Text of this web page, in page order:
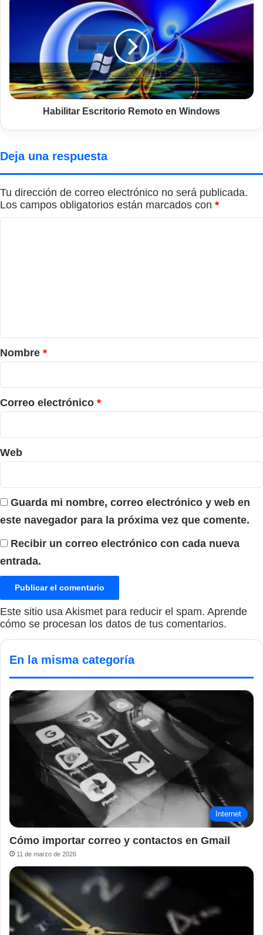
Windows
Habilitar Escritorio Remoto en Windows
Deja una respuesta
Tu dirección de correo electrónico no será publicada.
Los campos obligatorios están marcados con *
r
i
o
*
Nombre *
Correo electrónico *
Web
Guarda mi nombre, correo electrónico y web en
este navegador para la próxima vez que comente.
Recibir un correo electrónico con cada nueva
entrada.
Este sitio usa Akismet para reducir el spam. Aprende
cómo se procesan los datos de tus comentarios.
En la misma categoría
Internet
Cómo importar correo y contactos en Gmail
11 de marzo de 2026